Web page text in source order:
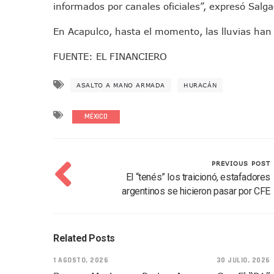
Bruno Blancas Convoca A
CUCosta E IMSS Nayarit
Vecinos De Vallarta 500
Pelea De Extranjera
Joven Esgrimista De
informados por canales oficiales”, expresó
En Acapulco, hasta el momento, las lluvias
FUENTE: EL FINANCIERO
ASALTO A MANO ARMADA HURACÁN
MÉXICO
PREVIOUS POST
El “tenés” los traicionó, estafadores
argentinos se hicieron pasar por CFE
Related Posts
1 AGOSTO, 2026 30 JULIO, 2026